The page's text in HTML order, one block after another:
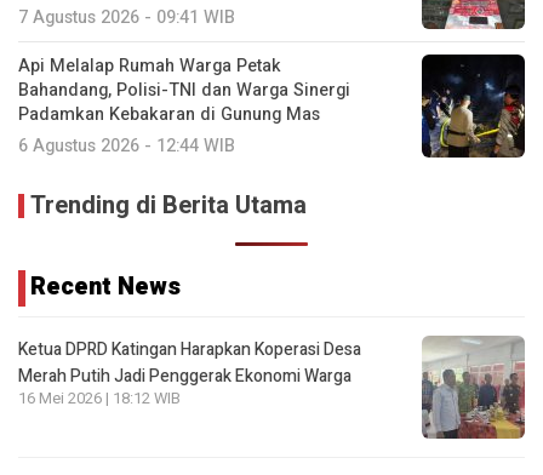
7 Agustus 2026 - 09:41 WIB
Api Melalap Rumah Warga Petak
Bahandang, Polisi-TNI dan Warga Sinergi
Padamkan Kebakaran di Gunung Mas
6 Agustus 2026 - 12:44 WIB
Trending di Berita Utama
Recent News
Ketua DPRD Katingan Harapkan Koperasi Desa
Merah Putih Jadi Penggerak Ekonomi Warga
16 Mei 2026 | 18:12 WIB